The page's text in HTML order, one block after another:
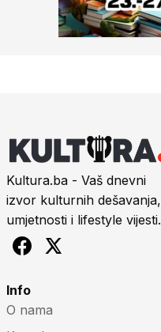
Kultura.ba - Vaš dnevni
izvor kulturnih dešavanja,
umjetnosti i lifestyle vijesti.
Info
O nama